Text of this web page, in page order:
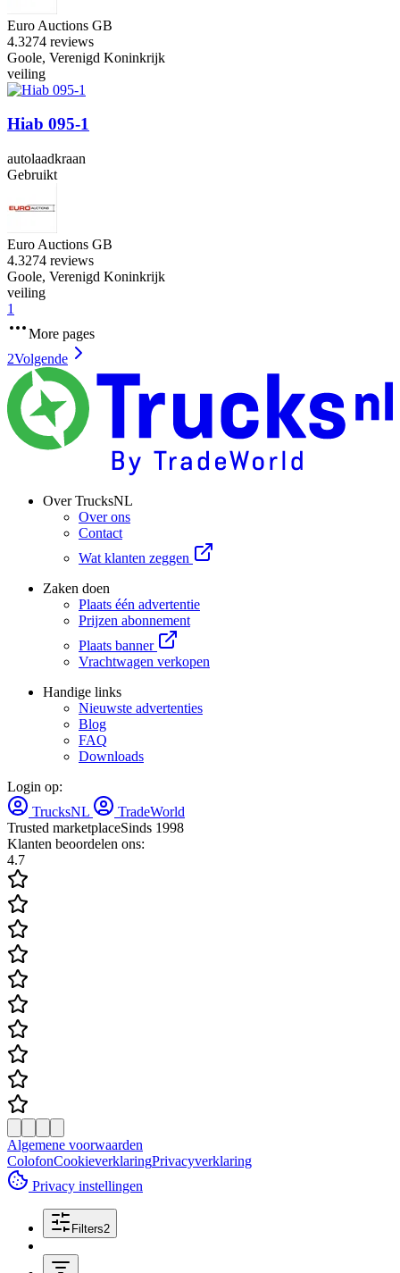
Euro Auctions GB
4.3274 reviews
Goole, Verenigd Koninkrijk
veiling
Hiab 095-1
autolaadkraan
Gebruikt
Euro Auctions GB
4.3274 reviews
Goole, Verenigd Koninkrijk
veiling
1
More pages
2Volgende
Over TrucksNL
Over ons
Contact
Wat klanten zeggen
Zaken doen
Plaats één advertentie
Prijzen abonnement
Plaats banner
Vrachtwagen verkopen
Handige links
Nieuwste advertenties
Blog
FAQ
Downloads
Login op:
TrucksNL
TradeWorld
Trusted marketplaceSinds 1998
Klanten beoordelen ons:
4.7
Algemene voorwaarden
ColofonCookieverklaringPrivacyverklaring
Privacy instellingen
Filters2